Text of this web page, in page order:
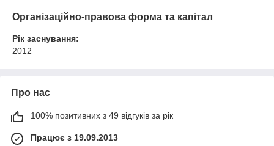
Організаційно-правова форма та капітал
Рік заснування:
2012
Про нас
100% позитивних з 49 відгуків за рік
Працює з 19.09.2013